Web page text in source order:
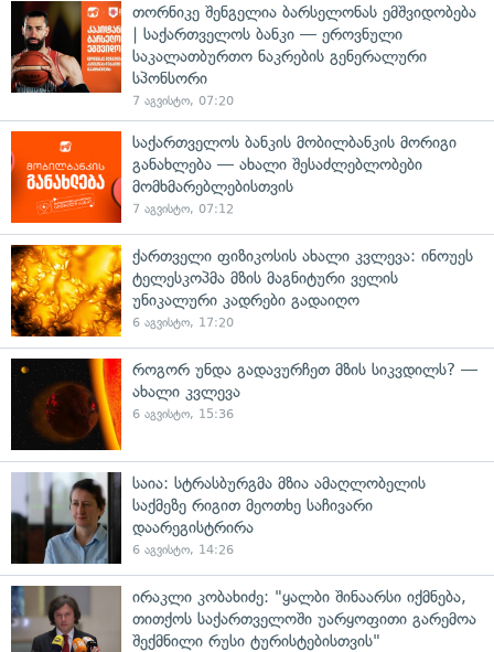
თორნიკე შენგელია ბარსელონას ემშვიდობება
| საქართველოს ბანკი — ეროვნული
საკალათბურთო ნაკრების გენერალური
სპონსორი
7 აგვისტო, 07:20
საქართველოს ბანკის მობილბანკის მორიგი
განახლება — ახალი შესაძლებლობები
მომხმარებლებისთვის
7 აგვისტო, 07:12
ქართველი ფიზიკოსის ახალი კვლევა: ინოუეს
ტელესკოპმა მზის მაგნიტური ველის
უნიკალური კადრები გადაიღო
6 აგვისტო, 17:20
როგორ უნდა გადავურჩეთ მზის სიკვდილს? —
ახალი კვლევა
6 აგვისტო, 15:36
საია: სტრასბურგმა მზია ამაღლობელის
საქმეზე რიგით მეოთხე საჩივარი
დაარეგისტრირა
6 აგვისტო, 14:26
ირაკლი კობახიძე: "ყალბი შინაარსი იქმნება,
თითქოს საქართველოში უარყოფითი გარემოა
შექმნილი რუსი ტურისტებისთვის"